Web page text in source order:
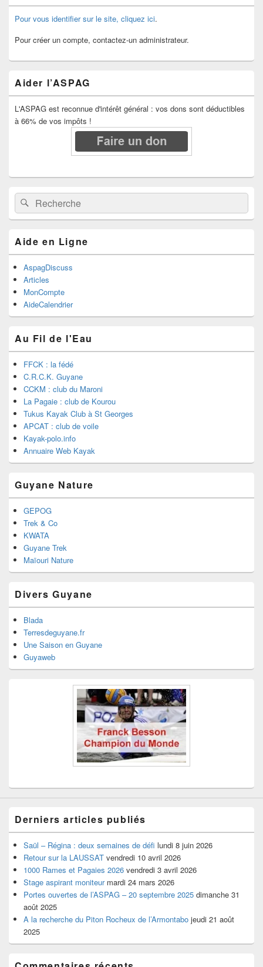
Pour vous identifier sur le site, cliquez ici.
Pour créer un compte, contactez-un administrateur.
Aider l’ASPAG
L'ASPAG est reconnue d'intérêt général : vos dons sont déductibles
à 66% de vos impôts !
Recherche :Rechercher
Aide en Ligne
AspagDiscuss
Articles
MonCompte
AideCalendrier
Au Fil de l'Eau
FFCK : la fédé
C.R.C.K. Guyane
CCKM : club du Maroni
La Pagaie : club de Kourou
Tukus Kayak Club à St Georges
APCAT : club de voile
Kayak-polo.info
Annuaire Web Kayak
Guyane Nature
GEPOG
Trek & Co
KWATA
Guyane Trek
Maïouri Nature
Divers Guyane
Blada
Terresdeguyane.fr
Une Saison en Guyane
Guyaweb
Derniers articles publiés
Saül – Régina : deux semaines de défi lundi 8 juin 2026
Retour sur la LAUSSAT vendredi 10 avril 2026
1000 Rames et Pagaies 2026 vendredi 3 avril 2026
Stage aspirant moniteur mardi 24 mars 2026
Portes ouvertes de l’ASPAG – 20 septembre 2025 dimanche 31
août 2025
A la recherche du Piton Rocheux de l’Armontabo jeudi 21 août
2025